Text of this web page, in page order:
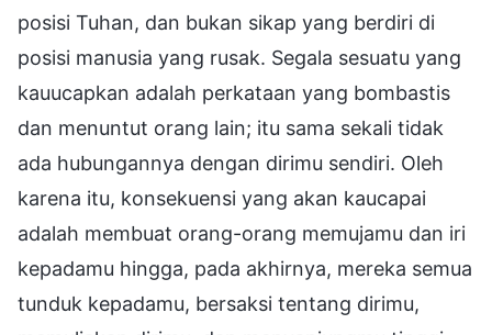
posisi Tuhan, dan bukan sikap yang berdiri di
posisi manusia yang rusak. Segala sesuatu yang
kauucapkan adalah perkataan yang bombastis
dan menuntut orang lain; itu sama sekali tidak
ada hubungannya dengan dirimu sendiri. Oleh
karena itu, konsekuensi yang akan kaucapai
adalah membuat orang-orang memujamu dan iri
kepadamu hingga, pada akhirnya, mereka semua
tunduk kepadamu, bersaksi tentang dirimu,